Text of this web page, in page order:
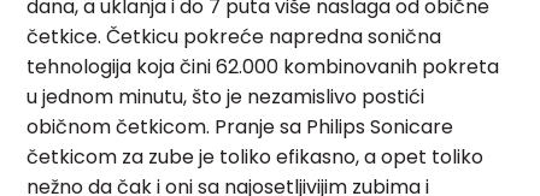
dana, a uklanja i do 7 puta više naslaga od obične
četkice. Četkicu pokreće napredna sonična
tehnologija koja čini 62.000 kombinovanih pokreta
u jednom minutu, što je nezamislivo postići
običnom četkicom. Pranje sa Philips Sonicare
četkicom za zube je toliko efikasno, a opet toliko
nežno da čak i oni sa najosetljivijim zubima i